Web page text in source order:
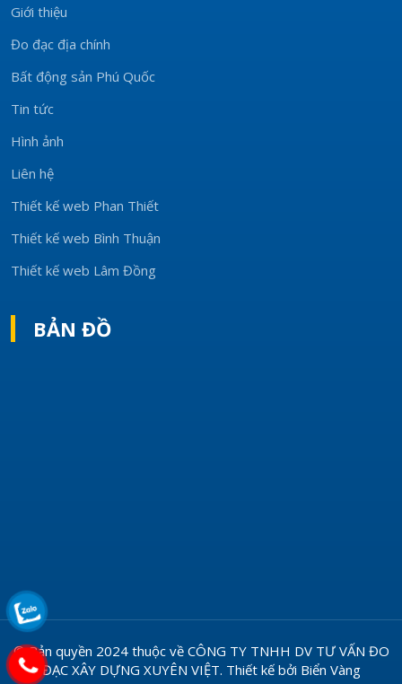
Giới thiệu
Đo đạc địa chính
Bất động sản Phú Quốc
Tin tức
Hình ảnh
Liên hệ
Thiết kế web Phan Thiết
Thiết kế web Bình Thuận
Thiết kế web Lâm Đồng
BẢN ĐỒ
© Bản quyền 2024 thuộc về CÔNG TY TNHH DV TƯ VẤN ĐO
ĐẠC XÂY DỰNG XUYÊN VIỆT. Thiết kế bởi Biển Vàng